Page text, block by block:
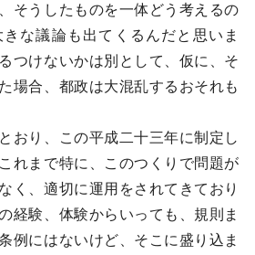
そうしたものを一体どう考えるの
な議論も出てくるんだと思いま
つけないかは別として、仮に、そ
場合、都政は大混乱するおそれも
おり、この平成二十三年に制定し
れまで特に、このつくりで問題が
く、適切に運用をされてきており
経験、体験からいっても、規則ま
例にはないけど、そこに盛り込ま